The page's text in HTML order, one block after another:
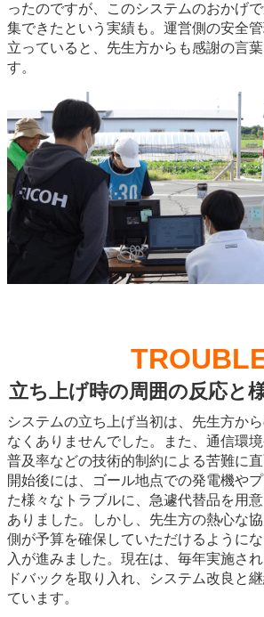
ったのですが、このシステムのおかげ
集できたという実績も。運営側の安全
立っていると、先生方からも感謝の言
す。
立ち上げ時の周囲の反応と
システムの立ち上げ当初は、先生方か
なくありませんでした。また、通信環
普及率などの技術的制約による苦難に
開始後には、ゴール地点での発電機や
た様々なトラブルに、急遽代替品を用
ありました。しかし、先生方の熱心な
側が予算を確保していただけるように
入が進みました。現在は、毎年実施さ
ドバックを取り入れ、システム改良と
ています。